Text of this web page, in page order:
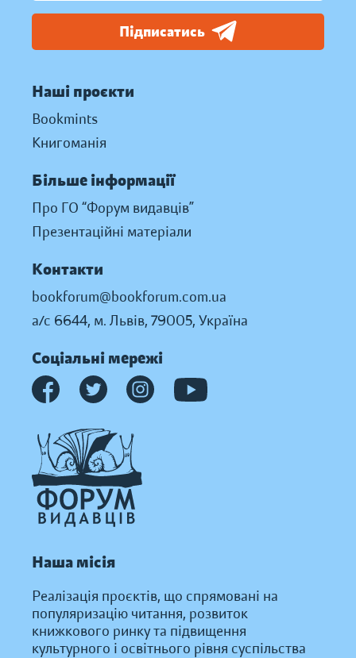
Підписатись
Наші проєкти
Bookmints
Книгоманія
Більше інформації
Про ГО “Форум видавців”
Презентаційні матеріали
Контакти
bookforum@bookforum.com.ua
а/с 6644, м. Львів, 79005, Україна
Соціальні мережі
Наша місія
Реалізація проєктів, що спрямовані на
популяризацію читання, розвиток
книжкового ринку та підвищення
культурного і освітнього рівня суспільства